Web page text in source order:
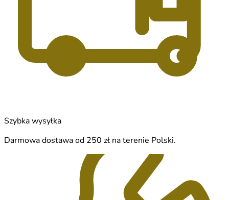
Szybka wysyłka
Darmowa dostawa od 250 zł na terenie Polski.